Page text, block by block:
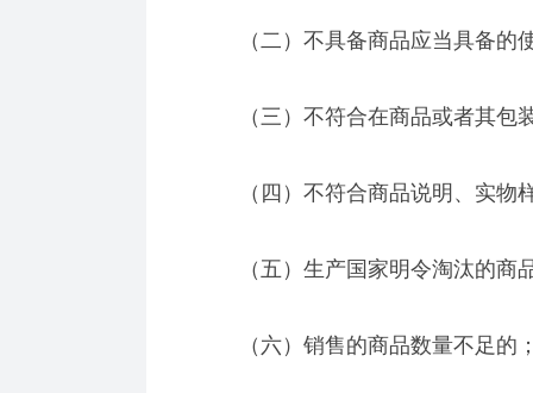
（二）不具备商品应当具备的
（三）不符合在商品或者其包
（四）不符合商品说明、实物
（五）生产国家明令淘汰的商
（六）销售的商品数量不足的